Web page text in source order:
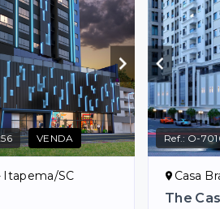
VENDA
Itapema/SC
Ref.:O-
Casa
The